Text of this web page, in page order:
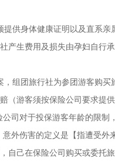
供身体健康证明以及直系亲
产生费用及损失由孕妇自行
组团旅行社为参团游客购买
（游客须按保险公司要求提
司对于投保游客年龄的限制
外伤害的定义是【指遭受外
自己在保险公司购买或委托